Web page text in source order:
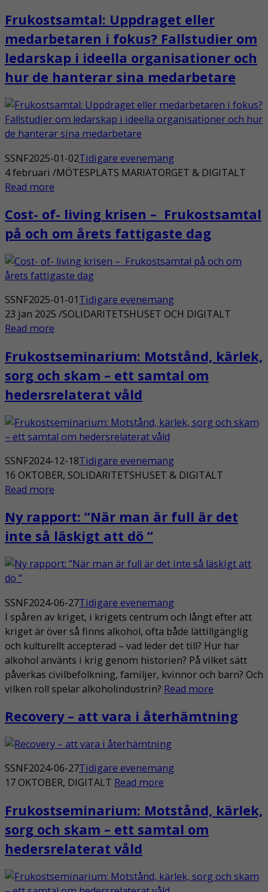
Frukostsamtal: Uppdraget eller
medarbetaren i fokus? Fallstudier om
ledarskap i ideella organisationer och
hur de hanterar sina medarbetare
SSNF2025-01-02Tidigare evenemang
4 februari /MÖTESPLATS MARIATORGET & DIGITALT
Read more
Cost- of- living krisen – Frukostsamtal
på och om årets fattigaste dag
SSNF2025-01-01Tidigare evenemang
23 jan 2025 /SOLIDARITETSHUSET OCH DIGITALT
Read more
Frukostseminarium: Motstånd, kärlek,
sorg och skam – ett samtal om
hedersrelaterat våld
SSNF2024-12-18Tidigare evenemang
16 OKTOBER, SOLIDARITETSHUSET & DIGITALT
Read more
Ny rapport: ”När man är full är det
inte så läskigt att dö ”
SSNF2024-06-27Tidigare evenemang
I spåren av kriget, i krigets centrum och långt efter att
kriget är över så finns alkohol, ofta både lättillgänglig
och kulturellt accepterad – vad leder det till? Hur har
alkohol använts i krig genom historien? På vilket sätt
påverkas civilbefolkning, familjer, kvinnor och barn? Och
vilken roll spelar alkoholindustrin? Read more
Recovery – att vara i återhämtning
SSNF2024-06-27Tidigare evenemang
17 OKTOBER, DIGITALT Read more
Frukostseminarium: Motstånd, kärlek,
sorg och skam – ett samtal om
hedersrelaterat våld